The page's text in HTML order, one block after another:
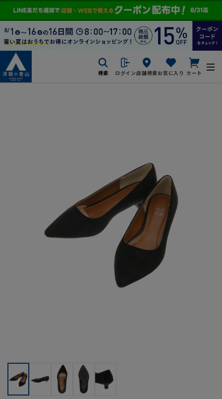
検索 ログイン店舗検索お気に入り カート